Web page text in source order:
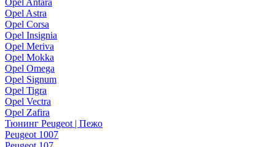
Opel Antara
Opel Astra
Opel Corsa
Opel Insignia
Opel Meriva
Opel Mokka
Opel Omega
Opel Signum
Opel Tigra
Opel Vectra
Opel Zafira
Тюнинг Peugeot | Пежо
Peugeot 1007